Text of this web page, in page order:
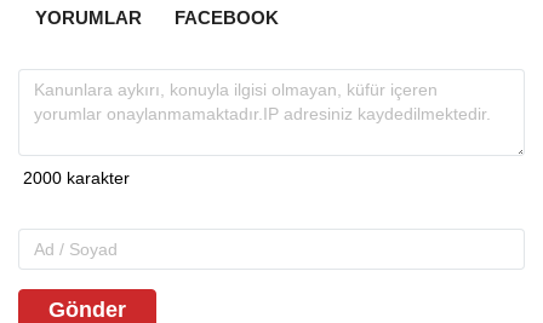
YORUMLAR FACEBOOK
Gönder